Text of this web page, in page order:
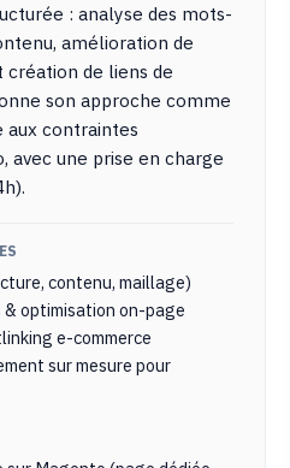
: analyse des mots-
amélioration de
de liens de
son approche comme
aux contraintes
avec une prise en charge
contenu, maillage)
optimisation on-page
e-commerce
sur mesure pour